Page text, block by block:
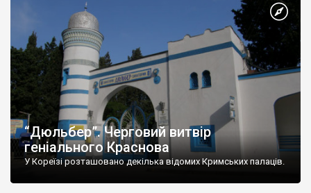
“Дюльбер”. Черговий витвір
геніального Краснова
У Кореїзі розташовано декілька відомих Кримських палаців.